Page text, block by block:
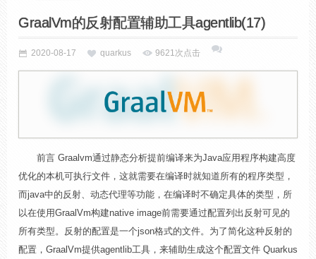
GraalVm的反射配置辅助工具agentlib(17)
2020-08-17 quarkus 9621次点击
前言 Graalvm通过静态分析提前编译来为Java应用程序构建高度
优化的本机可执行文件，这就需要在编译时就知道所有的程序类型，
而java中的反射、动态代理等功能，在编译时不确定具体的类型，所
以在使用GraalVm构建native image前需要通过配置列出反射可见的
所有类型。反射的配置是一个json格式的文件。为了简化这种反射的
配置，GraalVm提供agentlib工具，来辅助生成这个配置文件 Quarkus